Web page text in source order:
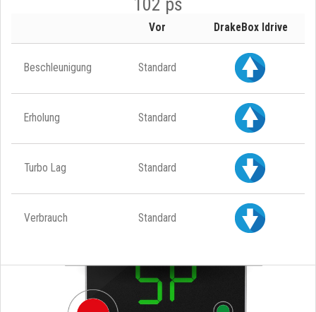
Vor DrakeBox Idrive
Beschleunigung Standard
Erholung Standard
Turbo Lag Standard
Verbrauch Standard